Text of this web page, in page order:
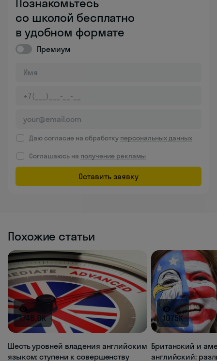
Познакомьтесь
со школой бесплатно
в удобном формате
Премиум
Даю согласие на обработку персональных данных
Соглашаюсь на получение рекламы
Оставить заявку
Похожие статьи
1746.9K
Шесть уровней владения английским
языком: ступени к совершенству
1075K
Британский и
английский: